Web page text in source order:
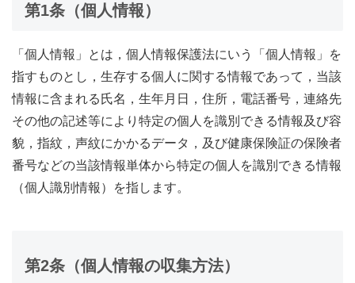
第1条（個人情報）
「個人情報」とは，個人情報保護法にいう「個人情報」を
指すものとし，生存する個人に関する情報であって，当該
情報に含まれる氏名，生年月日，住所，電話番号，連絡先
その他の記述等により特定の個人を識別できる情報及び容
貌，指紋，声紋にかかるデータ，及び健康保険証の保険者
番号などの当該情報単体から特定の個人を識別できる情報
（個人識別情報）を指します。
第2条（個人情報の収集方法）